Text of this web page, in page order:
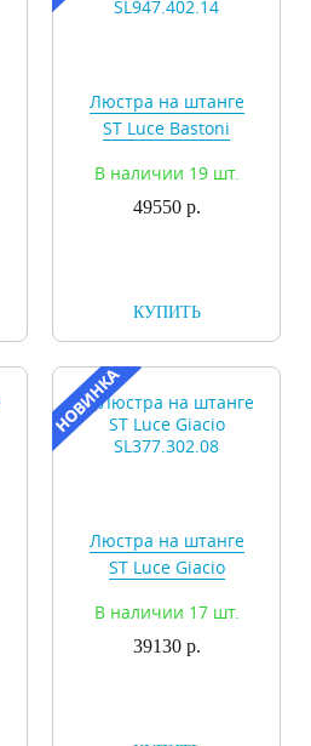
Люстра на штанге
ST Luce Bastoni
В наличии 19 шт.
49550 р.
КУПИТЬ
Люстра на штанге
ST Luce Giacio
В наличии 17 шт.
39130 р.